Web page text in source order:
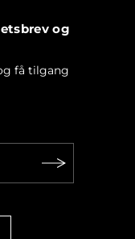
og
få tilgang